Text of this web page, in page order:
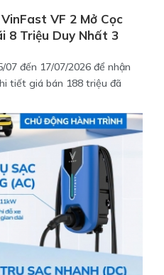
VF 2 Mở Cọc
8 Triệu Duy Nhất 3
đến 17/07/2026 để nhận
tiết giá bán 188 triệu đã